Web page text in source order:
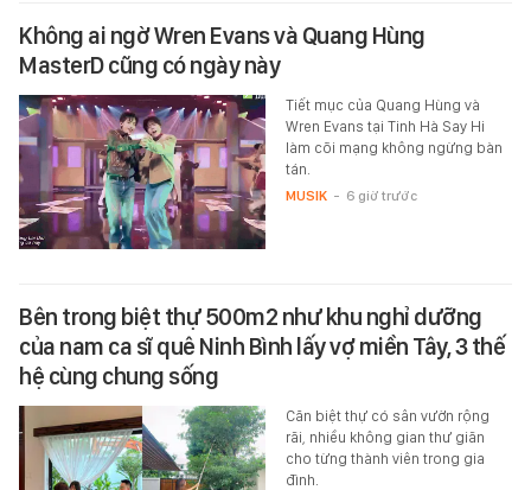
Không ai ngờ Wren Evans và Quang Hùng
MasterD cũng có ngày này
Tiết mục của Quang Hùng và
Wren Evans tại Tinh Hà Say Hi
làm cõi mạng không ngừng bàn
tán.
MUSIK - 6 giờ trước
Bên trong biệt thự 500m2 như khu nghỉ dưỡng
của nam ca sĩ quê Ninh Bình lấy vợ miền Tây, 3 thế
hệ cùng chung sống
Căn biệt thự có sân vườn rộng
rãi, nhiều không gian thư giãn
cho từng thành viên trong gia
đình.